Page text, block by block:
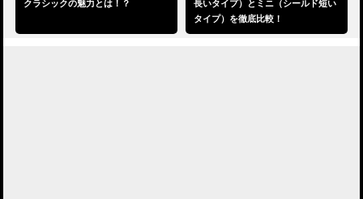
クラシックの魅力とは！？
長いタイプ）とミニ（シールド短い
タイプ）を徹底比較！